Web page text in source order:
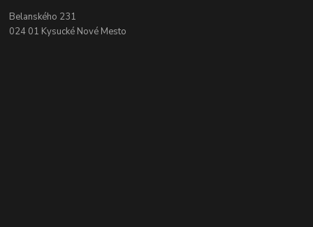
Belanského 231
024 01 Kysucké Nové Mesto